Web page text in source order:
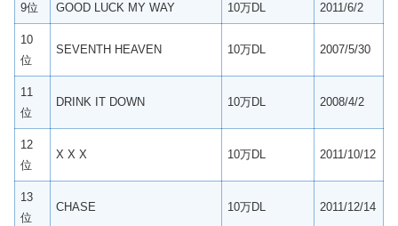
9位 GOOD LUCK MY WAY 10万DL 2011/6/2
10
位
SEVENTH HEAVEN 10万DL 2007/5/30
11
位
DRINK IT DOWN 10万DL 2008/4/2
12
位
X X X 10万DL 2011/10/12
13
位
CHASE 10万DL 2011/12/14